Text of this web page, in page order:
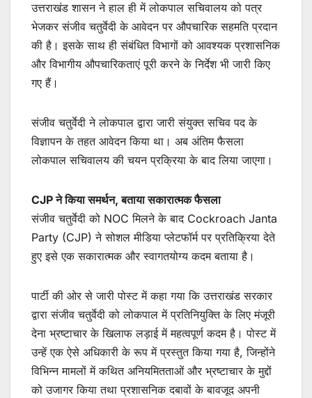
उत्तराखंड शासन ने हाल ही में लोकपाल सचिवालय को पत्र
भेजकर संजीव चतुर्वेदी के आवेदन पर औपचारिक सहमति प्रदान
की है। इसके साथ ही संबंधित विभागों को आवश्यक प्रशासनिक
और विभागीय औपचारिकताएं पूरी करने के निर्देश भी जारी किए
गए हैं।
संजीव चतुर्वेदी ने लोकपाल द्वारा जारी संयुक्त सचिव पद के
विज्ञापन के तहत आवेदन किया था। अब अंतिम फैसला
लोकपाल सचिवालय की चयन प्रक्रिया के बाद लिया जाएगा।
CJP ने किया समर्थन, बताया सकारात्मक फैसला
संजीव चतुर्वेदी को NOC मिलने के बाद Cockroach Janta
Party (CJP) ने सोशल मीडिया प्लेटफॉर्म पर प्रतिक्रिया देते
हुए इसे एक सकारात्मक और स्वागतयोग्य कदम बताया है।
पार्टी की ओर से जारी पोस्ट में कहा गया कि उत्तराखंड सरकार
द्वारा संजीव चतुर्वेदी को लोकपाल में प्रतिनियुक्ति के लिए मंजूरी
देना भ्रष्टाचार के खिलाफ लड़ाई में महत्वपूर्ण कदम है। पोस्ट में
उन्हें एक ऐसे अधिकारी के रूप में प्रस्तुत किया गया है, जिन्होंने
विभिन्न मामलों में कथित अनियमितताओं और भ्रष्टाचार के मुद्दों
को उजागर किया तथा प्रशासनिक दबावों के बावजूद अपनी